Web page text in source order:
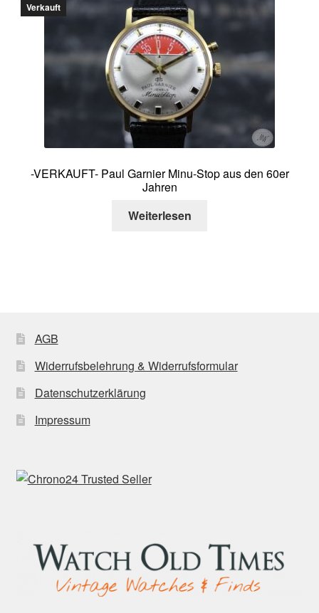
Verkauft
-VERKAUFT- Paul Garnier Minu-Stop aus den 60er
Jahren
Weiterlesen
AGB
Widerrufsbelehrung & Widerrufsformular
Datenschutzerklärung
Impressum